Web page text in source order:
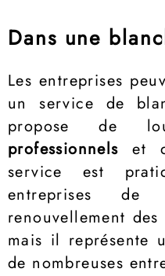
Dans une
Les entreprises
un service de
propose de
professionnelset
service est
entreprises
renouvellement
mais il représente
de nombreuses